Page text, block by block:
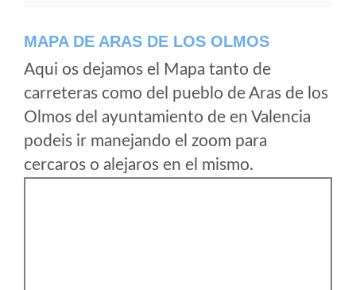
MAPA DE ARAS DE LOS OLMOS
Aqui os dejamos el Mapa tanto de
carreteras como del pueblo de Aras de los
Olmos del ayuntamiento de en Valencia
podeis ir manejando el zoom para
cercaros o alejaros en el mismo.